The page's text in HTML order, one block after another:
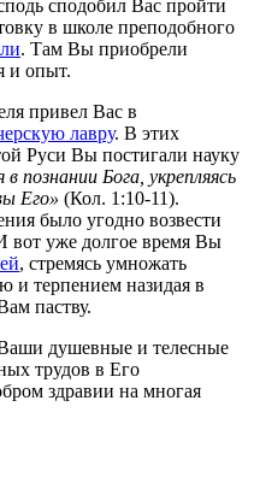
сподобил Вас пройти
в школе преподобного
. Там Вы приобрели
и опыт.
привел Вас в
лавру. В этих
Руси Вы постигали науку
в познании Бога, укрепляясь
Его» (Кол. 1:10-11).
было угодно возвести
вот уже долгое время Вы
, стремясь умножать
и терпением назидая в
паству.
душевные и телесные
трудов в Его
здравии на многая